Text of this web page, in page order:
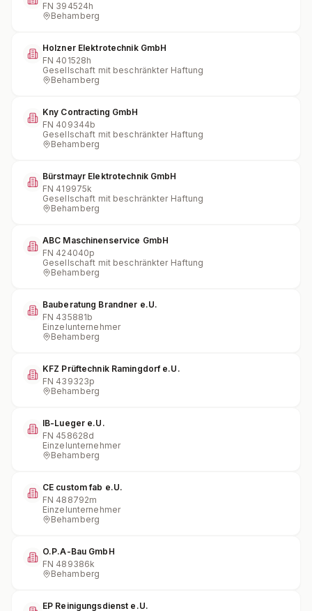
FN 394524h
Behamberg
Holzner Elektrotechnik GmbH
FN 401528h
Gesellschaft mit beschränkter Haftung
Behamberg
Kny Contracting GmbH
FN 409344b
Gesellschaft mit beschränkter Haftung
Behamberg
Bürstmayr Elektrotechnik GmbH
FN 419975k
Gesellschaft mit beschränkter Haftung
Behamberg
ABC Maschinenservice GmbH
FN 424040p
Gesellschaft mit beschränkter Haftung
Behamberg
Bauberatung Brandner e.U.
FN 435881b
Einzelunternehmer
Behamberg
KFZ Prüftechnik Ramingdorf e.U.
FN 439323p
Behamberg
IB-Lueger e.U.
FN 458628d
Einzelunternehmer
Behamberg
CE custom fab e.U.
FN 488792m
Einzelunternehmer
Behamberg
O.P.A-Bau GmbH
FN 489386k
Behamberg
EP Reinigungsdienst e.U.